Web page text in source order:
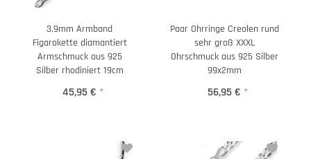
3,9mm Armband
Figarokette diamantiert
Armschmuck aus 925
Silber rhodiniert 19cm
45,95 € *
Paar Ohrringe Creolen rund
sehr groß XXXL
Ohrschmuck aus 925 Silber
99x2mm
56,95 € *